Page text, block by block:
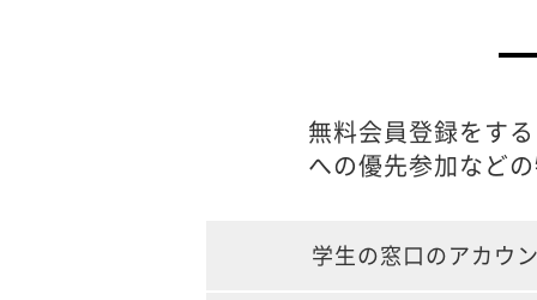
無料会員登録をす
への優先参加など
学生の窓口のアカウ